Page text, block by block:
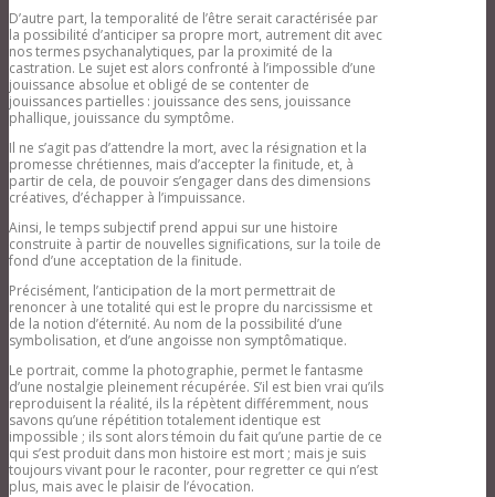
son temps ?
Journées et demi-journées d’étude
2013/14
Congrès de Paris octobre 2014
Avatars du sexuel
Séminaires – Avatars du sexuel
Congrès de Paris 2015 : « Avatars du
journées d’étude 2014/15 -Avatars du
sexuel
Névrose, psychose et perversion
Séminaires 2015/2016 Névroses
psychoses et perversions
Journées demi-journées 2015/2016
Névroses psychoses perversions
Congrès de Paris – 2016
Conférences Amien NPP 2016-2017
La guérison
Séminaires 2016/2017: Le concept de
guérison en psychanalyse
Journées et demi-journées 2016/2017:
Le concept de guérison en
psychanalyse
Congès de Paris 2017: Le concept de
guérison en psychanalyse
Conférences Amiens Guérison
2017_2018
Le désir
Autres colloques
D’autre part, la temporalité de l’être serait caractérisée par
la possibilité d’anticiper sa propre mort, autrement dit avec
nos termes psychanalytiques, par la proximité de la
castration. Le sujet est alors confronté à l’impossible d’une
jouissance absolue et obligé de se contenter de
jouissances partielles : jouissance des sens, jouissance
phallique, jouissance du symptôme.
Il ne s’agit pas d’attendre la mort, avec la résignation et la
promesse chrétiennes, mais d’accepter la finitude, et, à
partir de cela, de pouvoir s’engager dans des dimensions
créatives, d’échapper à l’impuissance.
Ainsi, le temps subjectif prend appui sur une histoire
construite à partir de nouvelles significations, sur la toile de
fond d’une acceptation de la finitude.
Précisément, l’anticipation de la mort permettrait de
renoncer à une totalité qui est le propre du narcissisme et
de la notion d’éternité. Au nom de la possibilité d’une
symbolisation, et d’une angoisse non symptômatique.
Le portrait, comme la photographie, permet le fantasme
d’une nostalgie pleinement récupérée. S’il est bien vrai qu’ils
reproduisent la réalité, ils la répètent différemment, nous
savons qu’une répétition totalement identique est
impossible ; ils sont alors témoin du fait qu’une partie de ce
qui s’est produit dans mon histoire est mort ; mais je suis
toujours vivant pour le raconter, pour regretter ce qui n’est
plus, mais avec le plaisir de l’évocation.